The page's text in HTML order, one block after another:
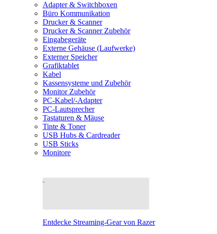
Adapter & Switchboxen
Büro Kommunikation
Drucker & Scanner
Drucker & Scanner Zubehör
Eingabegeräte
Externe Gehäuse (Laufwerke)
Externer Speicher
Grafiktablet
Kabel
Kassensysteme und Zubehör
Monitor Zubehör
PC-Kabel/-Adapter
PC-Lautsprecher
Tastaturen & Mäuse
Tinte & Toner
USB Hubs & Cardreader
USB Sticks
Monitore
Entdecke Streaming-Gear von Razer